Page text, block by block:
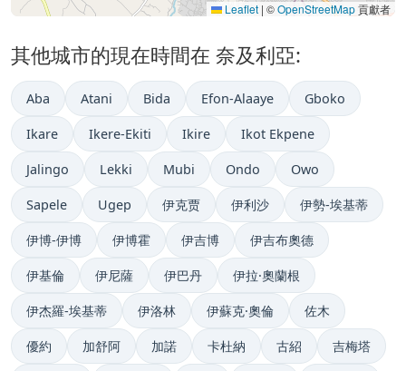
Leaflet | ©OpenStreetMap貢獻者
其他城市的現在時間在 奈及利亞:
Aba Atani Bida Efon-Alaaye Gboko
Ikare Ikere-Ekiti Ikire Ikot Ekpene
Jalingo Lekki Mubi Ondo Owo
Sapele Ugep 伊克贾 伊利沙 伊勢-埃基蒂
伊博-伊博 伊博霍 伊吉博 伊吉布奧德
伊基倫 伊尼薩 伊巴丹 伊拉·奧蘭根
伊杰羅-埃基蒂 伊洛林 伊蘇克·奧倫 佐木
優約 加舒阿 加諾 卡杜納 古紹 吉梅塔